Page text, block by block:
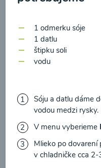
00:22
1 odmerku sóje
1 datlu
štipku soli
vodu
Sóju a datlu dáme
vodou medzi rysky.
V menu vyberieme
Mlieko po dovarení
v chladničke cca 2-
údajova súhlasím s